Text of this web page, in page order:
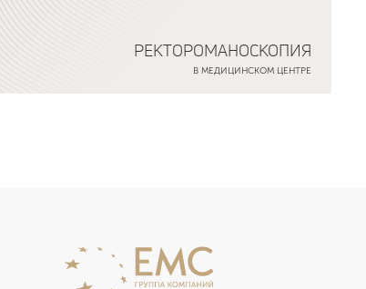
РЕКТОРОМАНОСКОПИЯ
В МЕДИЦИНСКОМ ЦЕНТРЕ